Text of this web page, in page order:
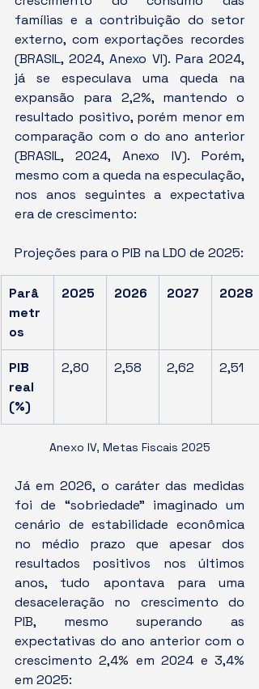
famílias e a contribuição do setor
externo, com exportações recordes
(BRASIL, 2024, Anexo VI). Para 2024,
já se especulava uma queda na
expansão para 2,2%, mantendo o
resultado positivo, porém menor em
comparação com o do ano anterior
(BRASIL, 2024, Anexo IV). Porém,
mesmo com a queda na especulação,
nos anos seguintes a expectativa
era de crescimento:
Projeções para o PIB na LDO de 2025:
Parâ
metr
os
2025 2026 2027 2028
PIB
real
(%)
2,80 2,58 2,62 2,51
Anexo IV, Metas Fiscais 2025
Já em 2026, o caráter das medidas
foi de “sobriedade” imaginado um
cenário de estabilidade econômica
no médio prazo que apesar dos
resultados positivos nos últimos
anos, tudo apontava para uma
desaceleração no crescimento do
PIB, mesmo superando as
expectativas do ano anterior com o
crescimento 2,4% em 2024 e 3,4%
em 2025: